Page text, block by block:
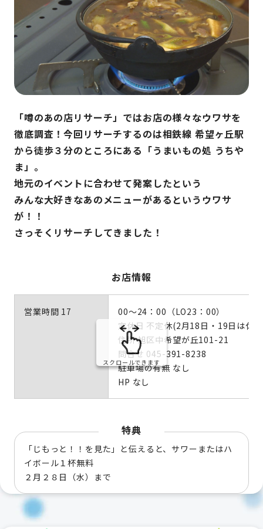
「噂のあの店リサーチ」ではお店の様々なウワサを
徹底調査！今回リサーチするのは相鉄線 希望ヶ丘駅
から徒歩３分のところにある「うまいもの処 うちや
ま」。
地元のイベントに合わせて発案したという
みんな大好きなあのメニューがあるというウワサ
が！！
さっそくリサーチしてきました！
お店情報
営業時間 17
00～24：00（LO23：00）
定休日 不定休(2月18日・19日は休
住所 旭区中希望が丘101-21
問合せ 045-391-8238
駐車場の有無 なし
HP なし
スクロールできます
特典
「じもっと！！を見た」と伝えると、サワーまたはハ
イボール１杯無料
２月２８日（水）まで